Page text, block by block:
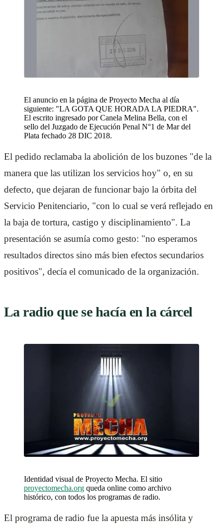
El anuncio en la página de Proyecto Mecha al día
siguiente: "LA GOTA QUE HORADA LA PIEDRA".
El escrito ingresado por Canela Melina Bella, con el
sello del Juzgado de Ejecución Penal N°1 de Mar del
Plata fechado 28 DIC 2018.
El pedido reclamaba la abolición de los buzones "de la
manera que las utilizan los servicios hoy" o, en su
defecto, que dejaran de funcionar bajo la órbita del
Servicio Penitenciario, "con lo cual se verá reflejado en
la baja de tortura, castigo y disciplinamiento". La
presentación se asumía como gesto: "no esperamos
resultados directos sino más bien efectos secundarios
positivos", decía el comunicado de la organización.
La radio que se hacía en la cárcel
Identidad visual de Proyecto Mecha. El sitio
proyectomecha.org queda online como archivo
histórico, con todos los programas de radio.
El programa de radio fue la apuesta más insólita y